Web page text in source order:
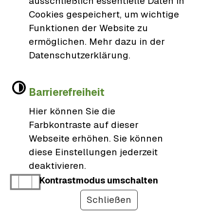
Cookies gespeichert, um wichtige
Funktionen der Website zu
ermöglichen. Mehr dazu in der
Datenschutzerklärung.
Barrierefreiheit
Hier können Sie die
Farbkontraste auf dieser
Webseite erhöhen. Sie können
diese Einstellungen jederzeit
deaktivieren.
Kontrastmodus umschalten
Schließen
originäres Landesförderprogramm und eine
Mitfinanzierung zum Förderprogramm des
Bundes. Zweck der Förderung ist die
zukunftsfähigen Gigabitausbaus in Baden-
Online-Anträge:
Breitbandförderung -
Breitbandvorhaben - Mitfinanzierung
beantragen
Das Land fördert den kommunalen
Breitbandausbau in Baden-Württemberg über
eine Mitfinanzierung zum Förderprogramm des
Bundes. Zweck der Förderung ist die
Unterstützung eines technologieneutralen und
Online-Anträge:
Föbis Breitband Mitfinanzierung